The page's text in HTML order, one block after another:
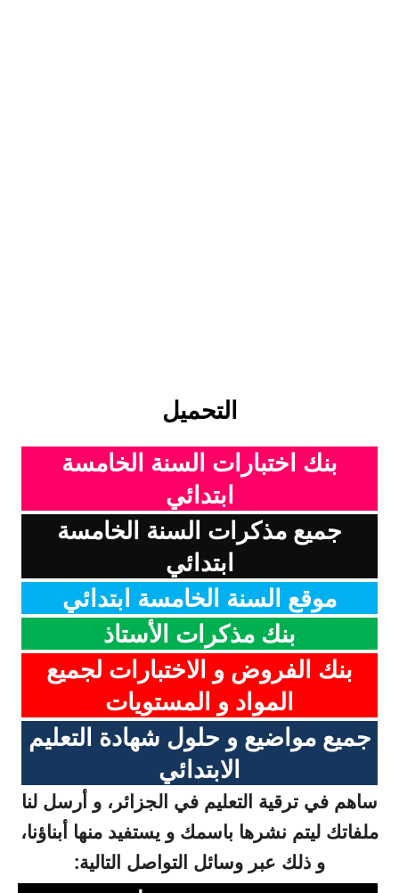
التحميل
بنك اختبارات السنة الخامسة
ابتدائي
جميع مذكرات السنة الخامسة
ابتدائي
موقع السنة الخامسة ابتدائي
بنك مذكرات الأستاذ
بنك الفروض و الاختبارات لجميع
المواد و المستويات
جميع مواضيع و حلول شهادة التعليم
الابتدائي
ساهم في ترقية التعليم في الجزائر، و أرسل لنا
ملفاتك ليتم نشرها باسمك و يستفيد منها أبناؤنا،
و ذلك عبر وسائل التواصل التالية: